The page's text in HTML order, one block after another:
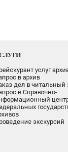
услуг
в архив
дел в читальный
в Справочно-
экскурсий